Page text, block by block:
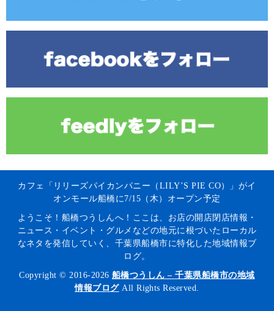
カフェ「リリーズパイカンパニー（LILY’S PIE CO）」がイ
オンモール船橋に7/15（木）オープン予定
ようこそ！船橋つうしんへ！ここは、お店の開店閉店情報・
ニュース・イベント・グルメなどの地元に根づいたローカル
なネタを発信していく、千葉県船橋市に特化した地域情報ブ
ログ。
Copyright © 2016-2026 船橋つうしん – 千葉県船橋市の地域
情報ブログAll Rights Reserved.